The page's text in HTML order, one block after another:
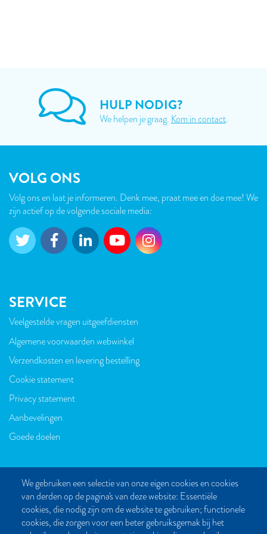
We gebruiken een selectie van onze eigen cookies en cookies
van derden op de pagina's van deze website: Essentiële
cookies, die nodig zijn om de website te gebruiken; functionele
cookies, die zorgen voor een beter gebruiksgemak bij het
HULP NODIG?
We helpen je graag. Kom in contact.
VOLG ONS
Volg ons en laat je informeren. Denk mee, praat mee en doe mee! We
zijn actief op de volgende sociale media:
SERVICE
VOET
Veelgestelde vragen uitgeefdiensten
Algemene voorwaarden webwinkel
Verzendkosten en levering bestelling
Cookie statement
Privacy statement
Aanbevelingen
Goede doelen
CONTACT
Post- en bezoekadres: